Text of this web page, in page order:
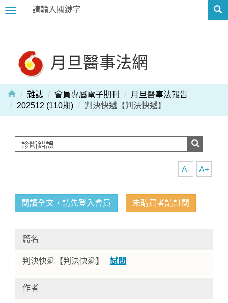
Toggle
月旦醫事法網
雜誌 會員專屬電子期刊
月旦醫事法報告
202512 (110期)
判決快遞【判決快遞】
A+
A-
閱讀全文，請先登入會員 未購買者請訂閱
篇名
判決快遞【判決快遞】 試閱
作者